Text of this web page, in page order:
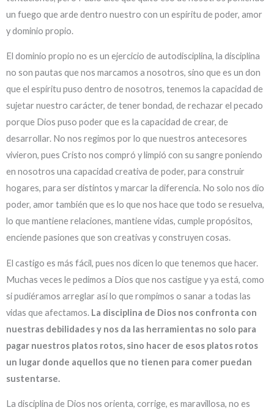
un fuego que arde dentro nuestro con un espíritu de poder, amor
y dominio propio.
El dominio propio no es un ejercicio de autodisciplina, la disciplina
no son pautas que nos marcamos a nosotros, sino que es un don
que el espíritu puso dentro de nosotros, tenemos la capacidad de
sujetar nuestro carácter, de tener bondad, de rechazar el pecado
porque Dios puso poder que es la capacidad de crear, de
desarrollar. No nos regimos por lo que nuestros antecesores
vivieron, pues Cristo nos compró y limpió con su sangre poniendo
en nosotros una capacidad creativa de poder, para construir
hogares, para ser distintos y marcar la diferencia. No solo nos dio
poder, amor también que es lo que nos hace que todo se resuelva,
lo que mantiene relaciones, mantiene vidas, cumple propósitos,
enciende pasiones que son creativas y construyen cosas.
El castigo es más fácil, pues nos dicen lo que tenemos que hacer.
Muchas veces le pedimos a Dios que nos castigue y ya está, como
si pudiéramos arreglar así lo que rompimos o sanar a todas las
vidas que afectamos. La disciplina de Dios nos confronta con
nuestras debilidades y nos da las herramientas no solo para
pagar nuestros platos rotos, sino hacer de esos platos rotos
un lugar donde aquellos que no tienen para comer puedan
sustentarse.
La disciplina de Dios nos orienta, corrige, es maravillosa, no es